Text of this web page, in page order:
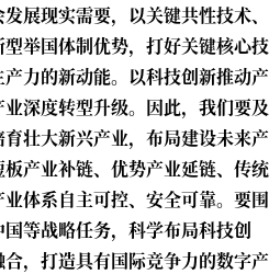
展现实需要，以关键共性技术、
举国体制优势，打好关键核心技
力的新动能。以科技创新推动产
深度转型升级。因此，我们要及
壮大新兴产业，布局建设未来产
产业补链、优势产业延链、传统
体系自主可控、安全可靠。要围
等战略任务，科学布局科技创
，打造具有国际竞争力的数字产